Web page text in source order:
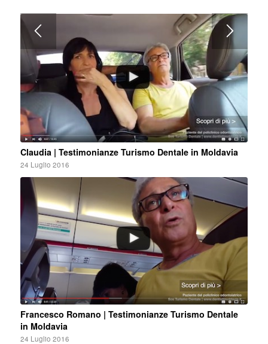
Claudia | Testimonianze Turismo Dentale in Moldavia
24 Luglio 2016
Francesco Romano | Testimonianze Turismo Dentale
in Moldavia
24 Luglio 2016